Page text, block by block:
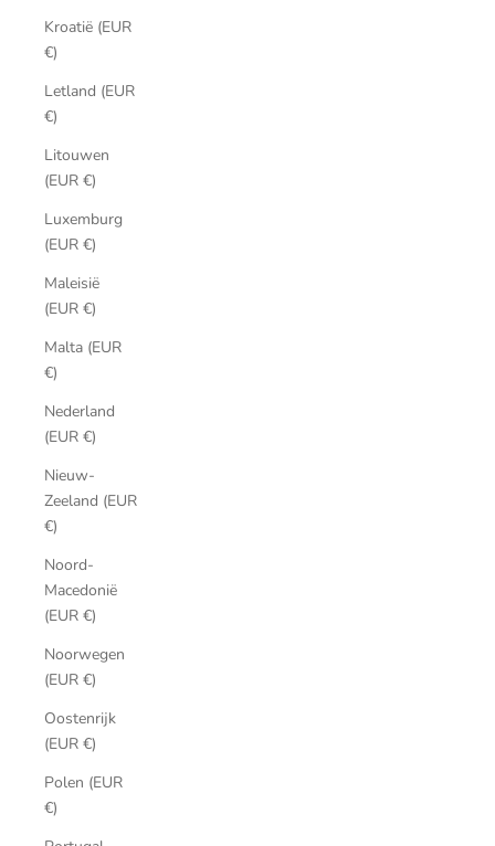
Kroatië (EUR
€)
Letland (EUR
€)
Litouwen
(EUR €)
Luxemburg
(EUR €)
Maleisië
(EUR €)
Malta (EUR
€)
Nederland
(EUR €)
Nieuw-
Zeeland (EUR
€)
Noord-
Macedonië
(EUR €)
Noorwegen
(EUR €)
Oostenrijk
(EUR €)
Polen (EUR
€)